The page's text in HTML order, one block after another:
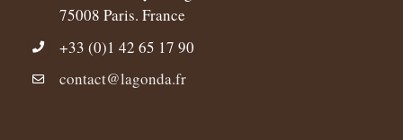
75008 Paris. France
+33 (0)1 42 65 17 90
contact@lagonda.fr